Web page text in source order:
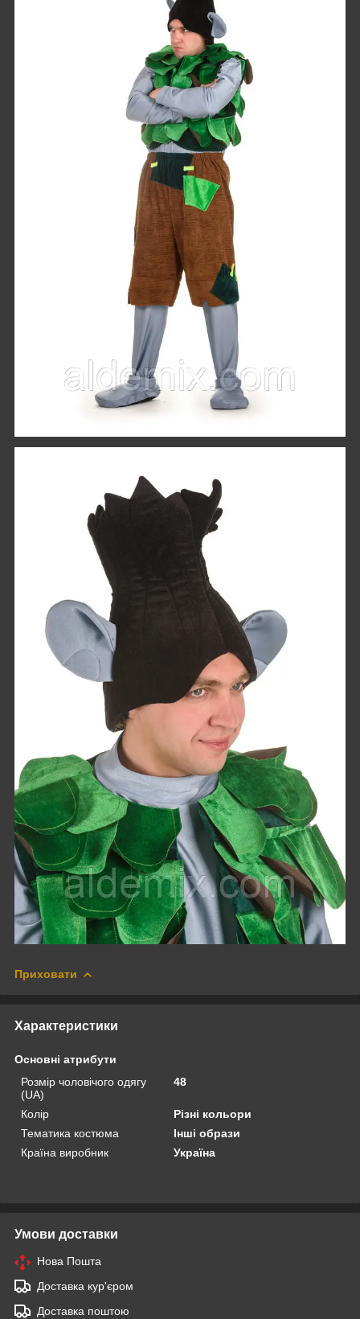
Приховати
Характеристики
Основні атрибути
Розмір чоловічого одягу
(UA)
48
Колір
Різні кольори
Тематика костюма
Інші образи
Країна виробник
Україна
Умови доставки
Нова Пошта
Доставка кур'єром
Доставка поштою